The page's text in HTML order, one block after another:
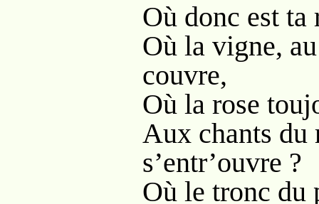
Où donc est ta
Où la vigne,
couvre,
Où la rose
Aux chants du
s’entr’ouvre ?
Où le tronc du